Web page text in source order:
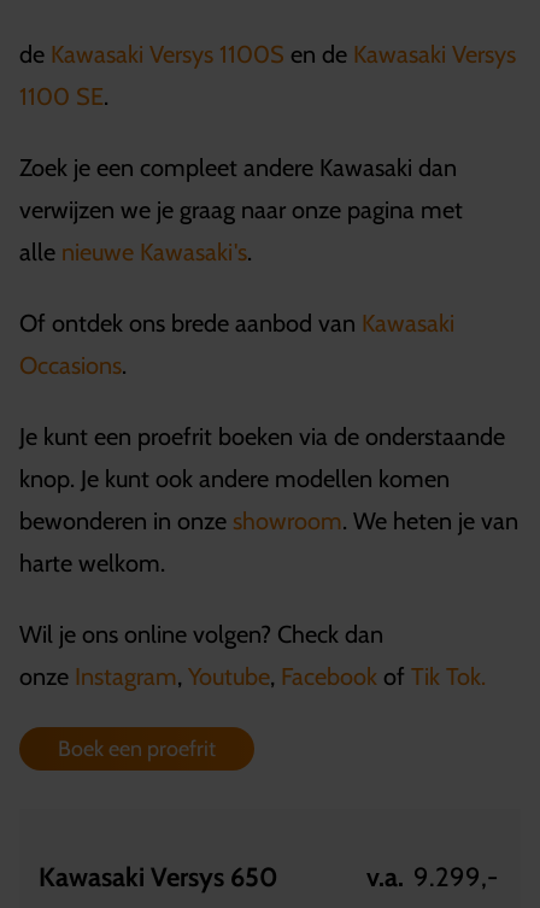
de Kawasaki Versys 1100S en de Kawasaki Versys
1100 SE.
Zoek je een compleet andere Kawasaki dan
verwijzen we je graag naar onze pagina met
alle nieuwe Kawasaki's.
Of ontdek ons brede aanbod van Kawasaki
Occasions.
Je kunt een proefrit boeken via de onderstaande
knop. Je kunt ook andere modellen komen
bewonderen in onze showroom. We heten je van
harte welkom.
Wil je ons online volgen? Check dan
onze Instagram, Youtube, Facebook of Tik Tok.
Boek een proefrit
Kawasaki Versys 650 v.a. 9.299,-